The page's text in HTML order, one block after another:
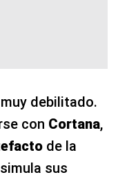
debilitado.
con Cortana,
de la
simula sus